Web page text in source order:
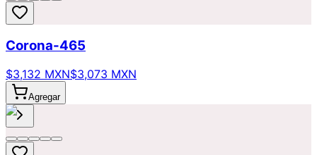
Corona-465
$3,132 MXN$3,073 MXN
Agregar